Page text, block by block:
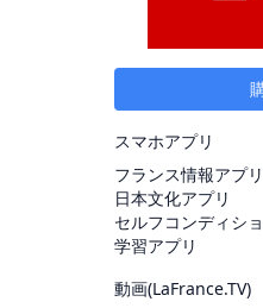
スマホアプリ
フランス情報アプリ
日本文化アプリ
セルフコンディシ
学習アプリ
動画(LaFrance.TV)